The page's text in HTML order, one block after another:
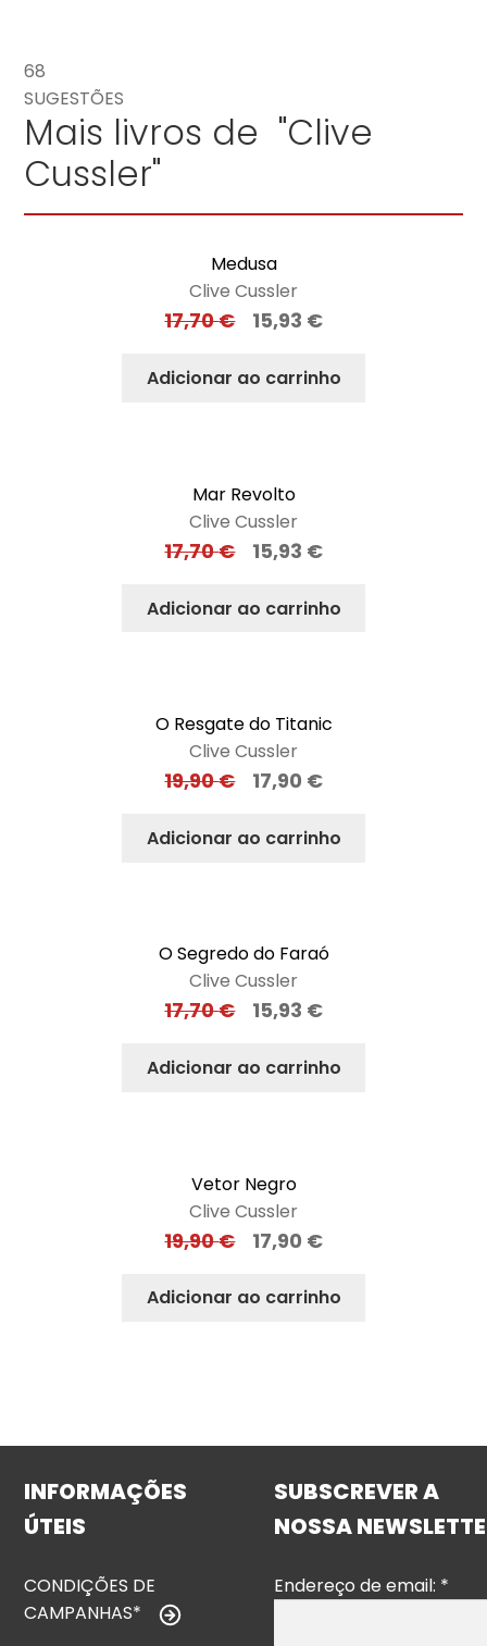
68
SUGESTÕES
Mais livros de "Clive
Cussler"
Medusa
Clive Cussler
17,70€ 15,93 €
Adicionar ao carrinho
Mar Revolto
Clive Cussler
17,70€ 15,93 €
Adicionar ao carrinho
O Resgate do Titanic
Clive Cussler
19,90€ 17,90 €
Adicionar ao carrinho
O Segredo do Faraó
Clive Cussler
17,70€ 15,93 €
Adicionar ao carrinho
Vetor Negro
Clive Cussler
19,90€ 17,90 €
Adicionar ao carrinho
INFORMAÇÕES
ÚTEIS
CONDIÇÕES DE
CAMPANHAS*
SUBSCREVER A
NOSSA
Endereço de email: *